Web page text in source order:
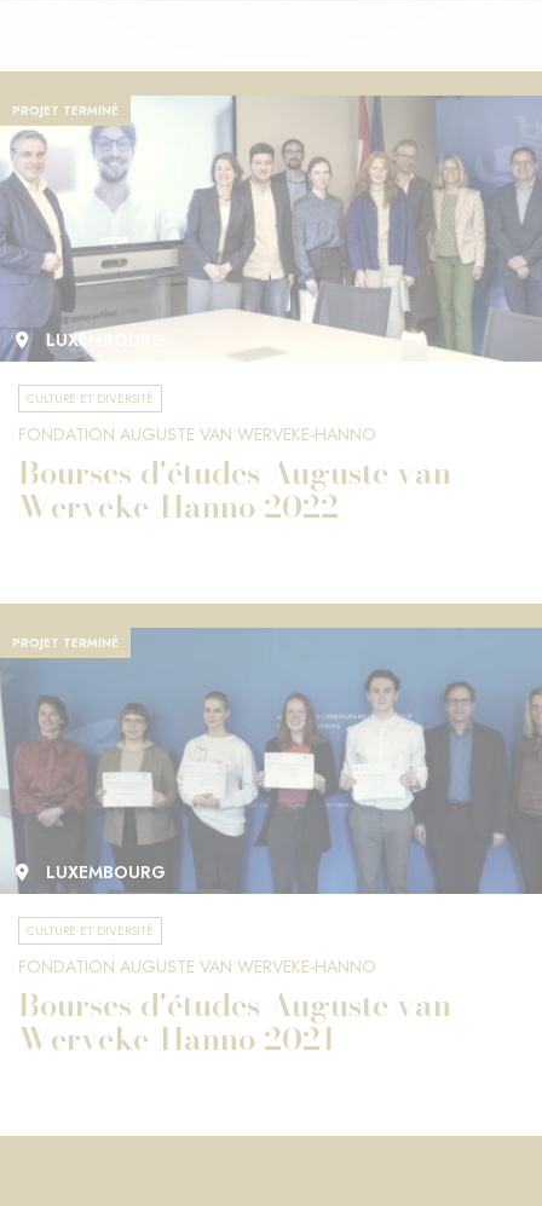
PROJET TERMINÉ
LUXEMBOURG
CULTURE ET DIVERSITÉ
FONDATION AUGUSTE VAN WERVEKE-HANNO
Bourses d'études Auguste van
Werveke-Hanno 2022
PROJET TERMINÉ
LUXEMBOURG
CULTURE ET DIVERSITÉ
FONDATION AUGUSTE VAN WERVEKE-HANNO
Bourses d'études Auguste van
Werveke-Hanno 2021